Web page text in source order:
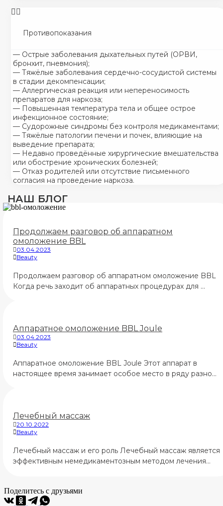
Противопоказания
— Острые заболевания дыхательных путей (ОРВИ,
бронхит, пневмония);
— Тяжёлые заболевания сердечно-сосудистой системы
в стадии декомпенсации;
— Аллергическая реакция или непереносимость
препаратов для наркоза;
— Повышенная температура тела и общее острое
инфекционное состояние;
— Судорожные синдромы без контроля медикаментами;
— Тяжёлые патологии печени и почек, влияющие на
выведение препарата;
— Недавно проведённые хирургические вмешательства
или обострение хронических болезней;
— Отказ родителей или отсутствие письменного
согласия на проведение наркоза.
НАШ БЛОГ
Продолжаем разговор об аппаратном
омоложение BBL
03.04.2023
Beauty
Продолжаем разговор об аппаратном омоложение BBL
Когда речь заходит об аппаратных процедурах для …
Аппаратное омоложение BBL Joule
03.04.2023
Beauty
Аппаратное омоложение BBL Joule Этот аппарат в
настоящее время занимает особое место в ряду разно…
Лечебный массаж
20.10.2022
Beauty
Лечебный массаж и его роль Лечебный массаж является
эффективным немедикаментозным методом лечения…
Поделитесь с друзьями